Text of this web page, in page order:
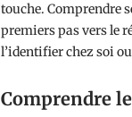
touche. Comprendre
premiers pas vers le
l’identifier chez soi
Comprendre